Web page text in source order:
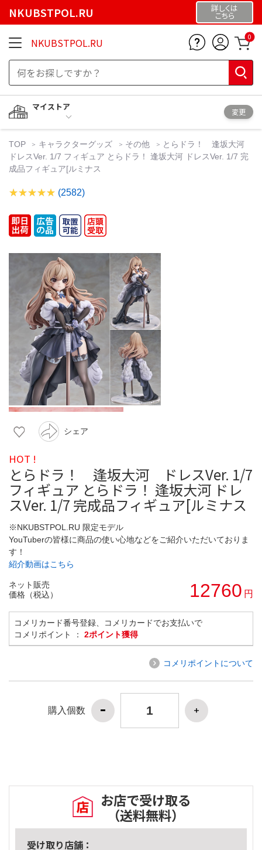
NKUBSTPOL.RU 詳しくは
こちら
NKUBSTPOL.RU 0
マイストア
変更
TOP キャラクターグッズ その他
とらドラ！ 逢坂大河
ドレスVer. 1/7 フィギュア とらドラ！ 逢坂大河 ドレスVer. 1/7 完
成品フィギュア[ルミナス
(2582)
シェア
HOT !
とらドラ！ 逢坂大河 ドレスVer. 1/7
フィギュア とらドラ！ 逢坂大河 ドレ
スVer. 1/7 完成品フィギュア[ルミナス
※NKUBSTPOL.RU 限定モデル
YouTuberの皆様に商品の使い心地などをご紹介いただいておりま
す！
紹介動画はこちら
ネット販売
価格（税込）
12760 円
コメリカード番号登録、コメリカードでお支払いで
コメリポイント ： 2ポイント獲得
コメリポイントについて
購入個数
お店で受け取る
（送料無料）
受け取り店舗：